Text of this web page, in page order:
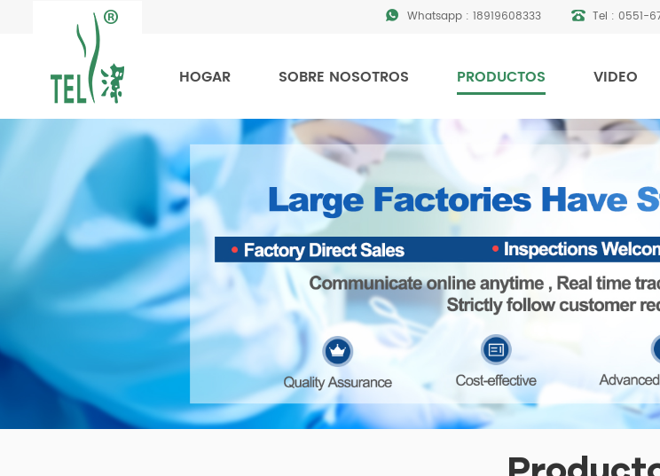
Whatsapp : 18919608333 Tel : 0551-
HOGAR SOBRE NOSOTROS PRODUCTOS VIDEO